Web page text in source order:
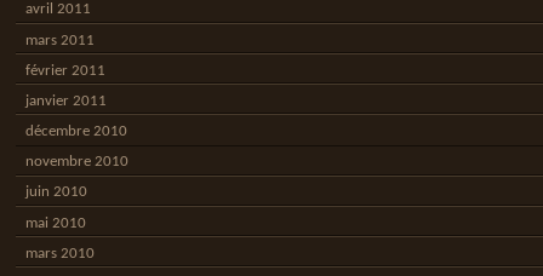
avril 2011
mars 2011
février 2011
janvier 2011
décembre 2010
novembre 2010
juin 2010
mai 2010
mars 2010